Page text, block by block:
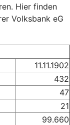
Hier finden
Volksbank eG
11.11.1902
432
47
21
99.660